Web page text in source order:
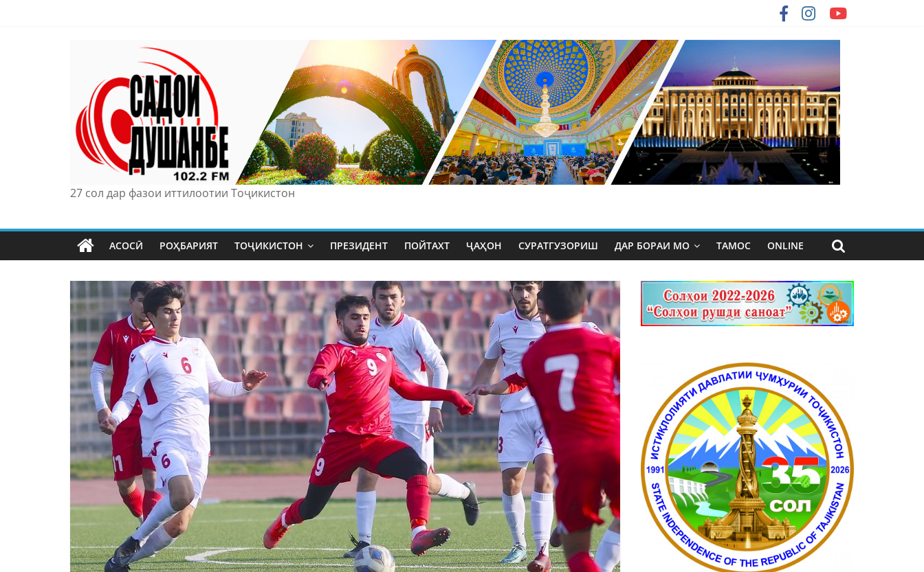
27 сол дар фазои иттилоотии Тоҷикистон
АСОСӢ РОҲБАРИЯТ ТОҶИКИСТОН ПРЕЗИДЕНТ ПОЙТАХТ ҶАҲОН СУРАТГУЗОРИШ ДАР БОРАИ МО ТАМОС ONLINE